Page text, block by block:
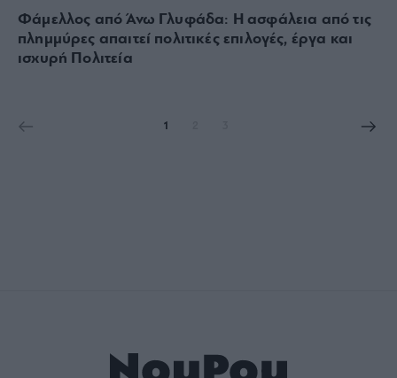
Φάμελλος από Άνω Γλυφάδα: Η ασφάλεια από τις
πλημμύρες απαιτεί πολιτικές επιλογές, έργα και
ισχυρή Πολιτεία
1